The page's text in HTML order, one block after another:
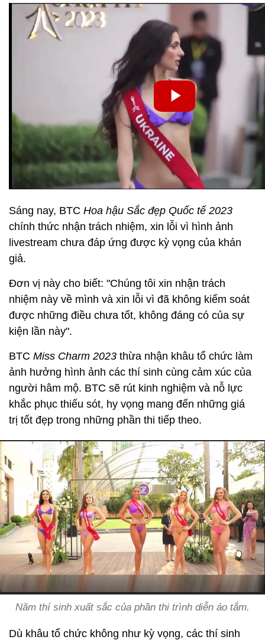
Sáng nay, BTC Hoa hậu Sắc đẹp Quốc tế 2023
chính thức nhận trách nhiệm, xin lỗi vì hình ảnh
livestream chưa đáp ứng được kỳ vọng của khán
giả.
Đơn vị này cho biết: "Chúng tôi xin nhận trách
nhiệm này về mình và xin lỗi vì đã không kiểm soát
được những điều chưa tốt, không đáng có của sự
kiện lần này".
BTC Miss Charm 2023 thừa nhận khâu tổ chức làm
ảnh hưởng hình ảnh các thí sinh cùng cảm xúc của
người hâm mộ. BTC sẽ rút kinh nghiệm và nỗ lực
khắc phục thiếu sót, hy vọng mang đến những giá
trị tốt đẹp trong những phần thi tiếp theo.
Năm thí sinh xuất sắc của phần thi trình diễn áo tắm.
Dù khâu tổ chức không như kỳ vọng, các thí sinh